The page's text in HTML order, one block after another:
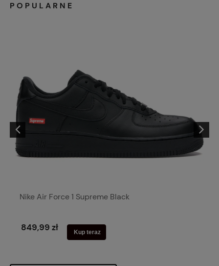
POPULARNE
Nike Air Force 1 Supreme Black
849,99 zł Kup teraz